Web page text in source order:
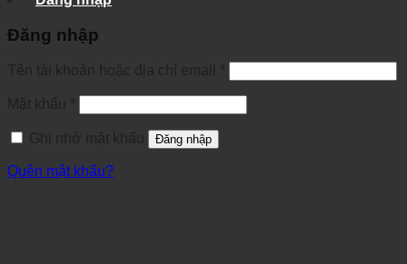
Đăng nhập
Đăng nhập
Quên mật khẩu?